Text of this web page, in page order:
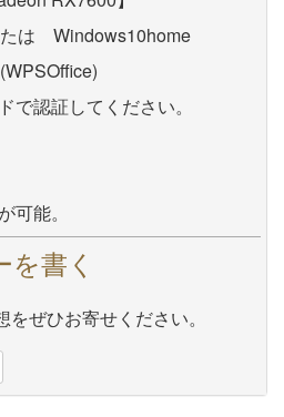
は Windows10home
で認証してください。
可能。
書く
ぜひお寄せください。